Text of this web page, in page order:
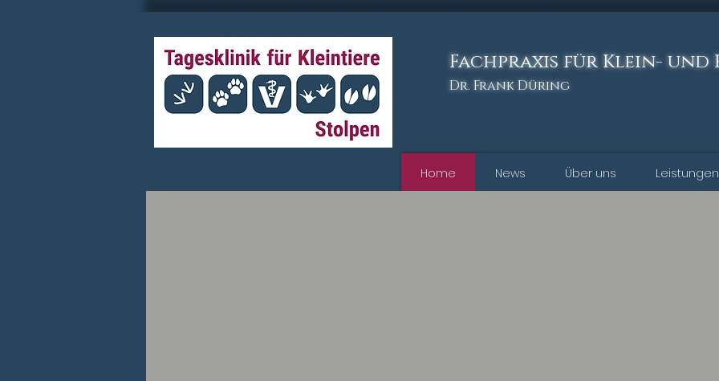
Fachpraxis für Klein- und
Dr. Frank Düring
Home News Über uns Leistungen